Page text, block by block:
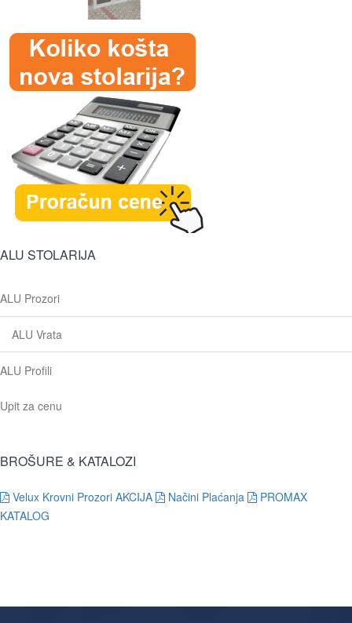
ALU STOLARIJA
ALU Prozori
ALU Vrata
ALU Profili
Upit za cenu
BROŠURE & KATALOZI
Velux Krovni Prozori AKCIJA Načini Plaćanja
PROMAX
KATALOG